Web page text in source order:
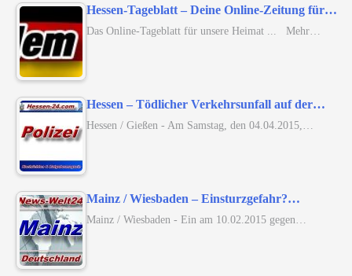
Hessen-Tageblatt – Deine Online-Zeitung für…
Das Online-Tageblatt für unsere Heimat ... Mehr…
Hessen – Tödlicher Verkehrsunfall auf der…
Hessen / Gießen - Am Samstag, den 04.04.2015,…
Mainz / Wiesbaden – Einsturzgefahr?…
Mainz / Wiesbaden - Ein am 10.02.2015 gegen…